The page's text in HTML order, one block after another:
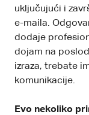
uključujući i
e-maila.
dodaje
dojam na
izraza, trebate
komunikacije.
Evo nekoliko